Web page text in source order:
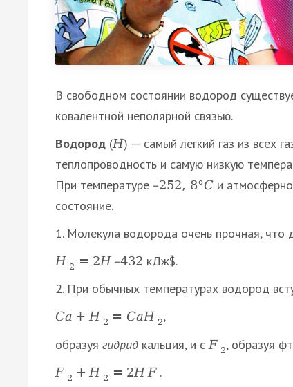
В свободном состоянии водород
ковалентной неполярной связью.
Водород (Н) — самый легкий газ из всех
теплопроводность и самую низкую
При температуре –252, 8°Си
состояние.
1. Молекула водорода очень прочная, что
H 2 = 2H –432 кДж$.
2. При обычных температурах водород
Ca + H 2 = CaH 2,
образуя гидрид кальция, и сF 2, образуя
F 2 + H 2 = 2H F .